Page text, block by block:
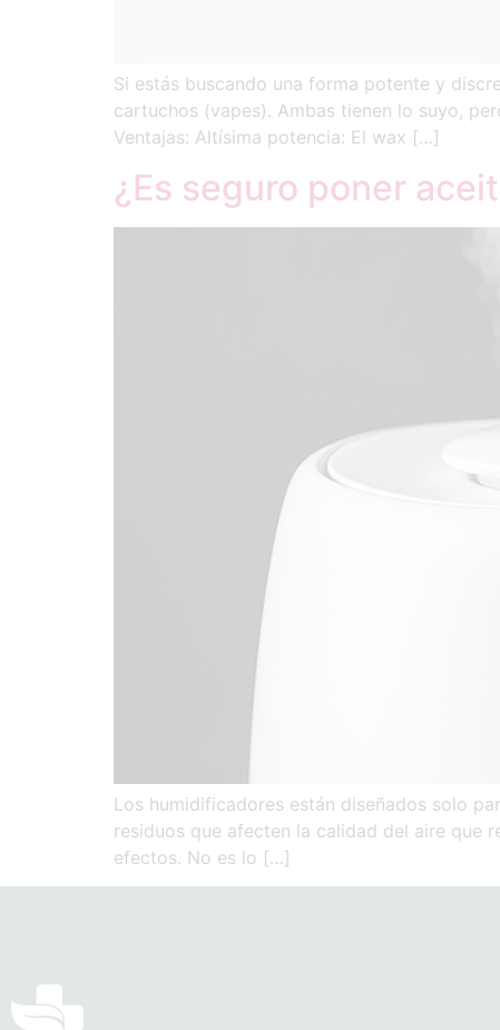
Si estás buscando una forma potente y
cartuchos (vapes). Ambas tienen lo suyo,
Ventajas: Altísima potencia: El wax […]
¿Es seguro poner
Los humidificadores están diseñados solo
residuos que afecten la calidad del aire que
efectos. No es lo […]